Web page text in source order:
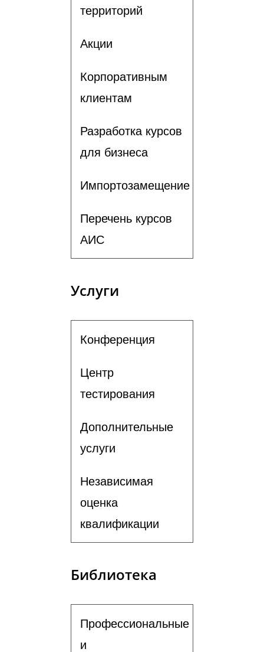
территорий
Акции
Корпоративным
клиентам
Разработка курсов
для бизнеса
Импортозамещение
Перечень курсов
АИС
Услуги
Конференция
Центр
тестирования
Дополнительные
услуги
Независимая
оценка
квалификации
Библиотека
Профессиональные
и